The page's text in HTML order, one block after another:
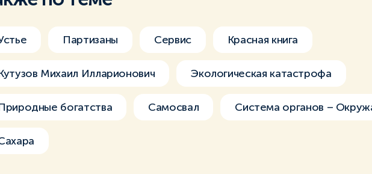
Партизаны Сервис Красная книга
Михаил Илларионович Экологическая катастрофа
богатства Самосвал Система органов –